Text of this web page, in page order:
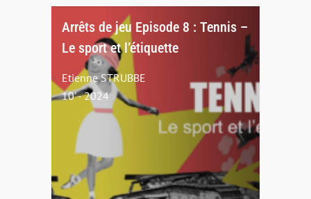
Arrêts de jeu Episode 8 : Tennis –
Le sport et l’étiquette
Etienne STRUBBE
10' - 2024